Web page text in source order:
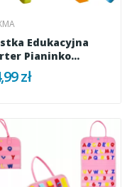
Edukacyjna
Pianinko
zł